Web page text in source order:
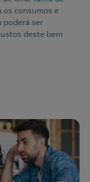
os consumos e
poderá ser
deste bem